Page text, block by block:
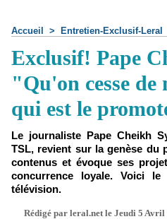
Accueil > Entretien-Exclusif-Leral
Exclusif! Pape
"Qu'on cesse de
qui est le
Le journaliste Pape Cheikh
TSL, revient sur la genèse du
contenus et évoque ses
concurrence loyale. Voici
télévision.
Rédigé par leral.net le Jeudi 5 Avril